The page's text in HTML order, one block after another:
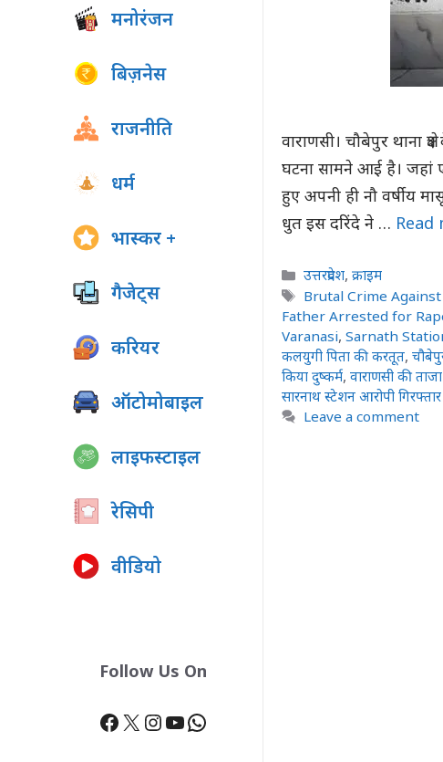
वाराणसी। चौबेपुर थाना
घटना सामने आई है। जहां
हुए अपनी ही नौ वर्षीय
धुत इस दरिंदे ने … Read
Categories
उत्तरप्रदेश,क्राइम
Tags
Brutal Crime
Father Arrested for
Varanasi, Sarnath
कलयुगी पिता की करतूत,
किया दुष्कर्म, वाराणसी की
सारनाथ स्टेशन आरोपी गिरफ्तार
Leave a comment
मनोरंजन
बिज़नेस
राजनीति
धर्म
भास्कर +
गैजेट्स
करियर
ऑटोमोबाइल
लाइफस्टाइल
रेसिपी
वीडियो
Follow Us On
Facebook
X Instagram
YouTube
WhatsApp